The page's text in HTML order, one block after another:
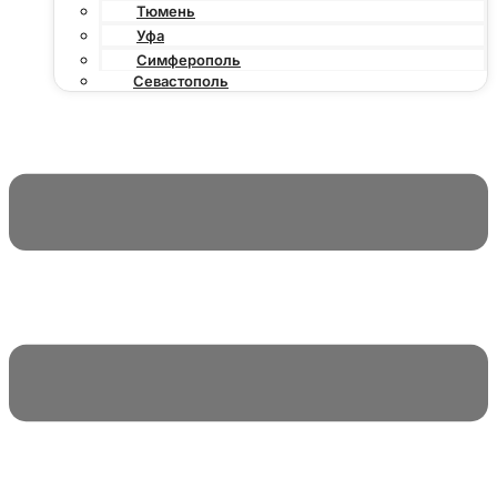
Тюмень
Уфа
Симферополь
Севастополь